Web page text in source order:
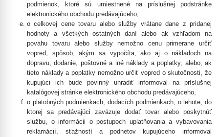
podmienok, ktoré sú umiestnené na príslušnej podstránke
elektronického obchodu predávajúceho,
o celkovej cene tovaru alebo služby vrátane dane z pridanej
hodnoty a všetkých ostatných daní alebo ak vzhľadom na
povahu tovaru alebo služby nemožno cenu primerane určiť
vopred, spôsob, akým sa vypočíta, ako aj o nákladoch na
dopravu, dodanie, poštovné a iné náklady a poplatky, alebo, ak
tieto náklady a poplatky nemožno určiť vopred o skutočnosti, že
kupujúci ich bude povinný uhradiť informoval na príslušnej
katalógovej stránke elektronického obchodu predávajúceho,
o platobných podmienkach, dodacích podmienkach, o lehote, do
ktorej sa predávajúci zaväzuje dodať tovar alebo poskytnúť
službu, o informácii o postupoch uplatňovania a vybavovania
reklamácií, sťažností a podnetov kupujúceho informoval